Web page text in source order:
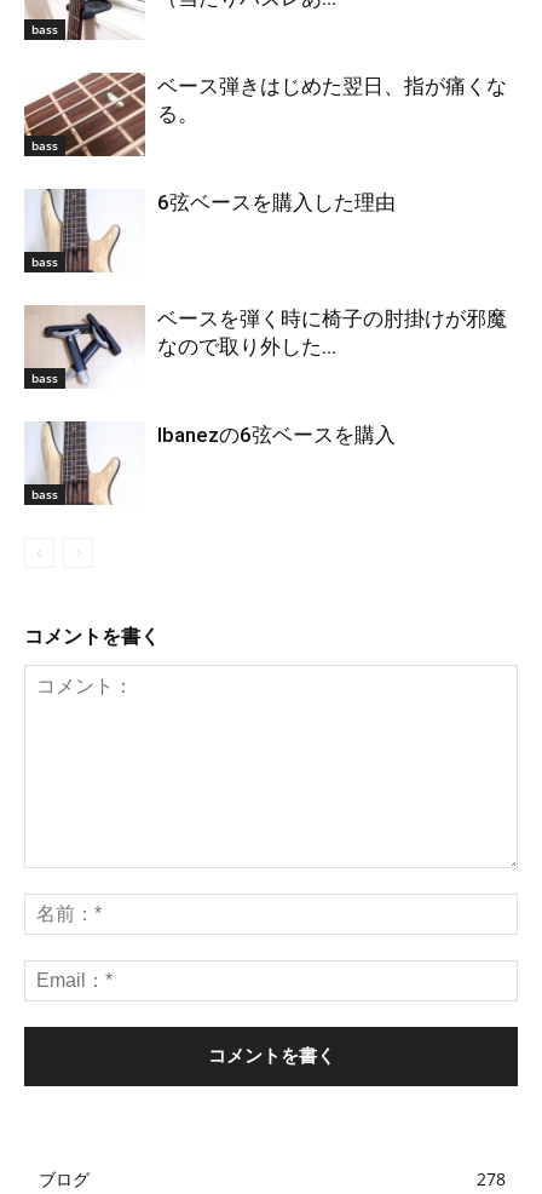
bass
bass
ベース弾きはじめた翌日、指が痛くな
る。
bass
6弦ベースを購入した理由
bass
ベースを弾く時に椅子の肘掛けが邪魔
なので取り外した...
bass
Ibanezの6弦ベースを購入
コメントを書く
ブログ
278